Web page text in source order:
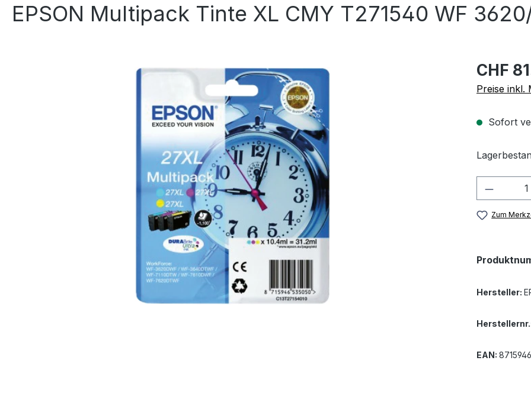
EPSON Multipack Tinte XL CMY T271540 WF
CHF
Preise inkl.
Sofort
Zum
Hersteller:
EAN: